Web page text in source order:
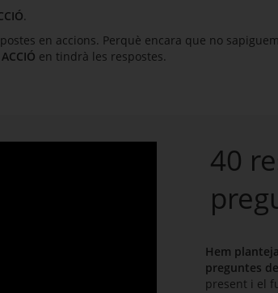
.
en accions. Perquè encara que no sapiguem
ACCIÓ en tindrà les respostes.
40
Hem
preguntes
present i el